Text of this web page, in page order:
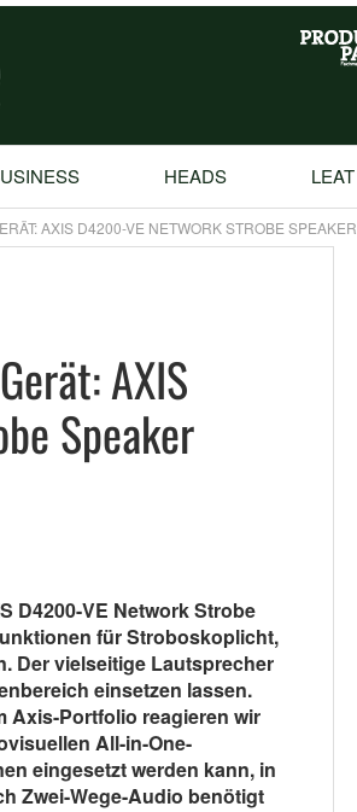
HEADS LEAT
AXIS D4200-VE NETWORK STROBE SPEAKER
AXIS
Speaker
D4200-VE Network Strobe
für Stroboskoplicht,
Der vielseitige Lautsprecher
einsetzen lassen.
Axis-Portfolio reagieren wir
All-in-One-
eingesetzt werden kann, in
Zwei-Wege-Audio benötigt